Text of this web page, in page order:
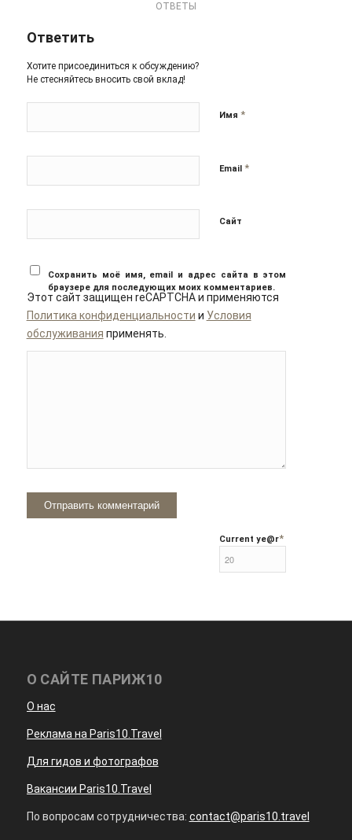
ОТВЕТЫ
Ответить
Хотите присоединиться к обсуждению?
Не стесняйтесь вносить свой вклад!
Имя *
Email *
Сайт
Сохранить моё имя, email и адрес сайта в этом
браузере для последующих моих комментариев.
Этот сайт защищен reCAPTCHA и применяются
Политика конфиденциальности и Условия
обслуживания применять.
Current ye@r*
О САЙТЕ ПАРИЖ10
О нас
Реклама на Paris10.Travel
Для гидов и фотографов
Вакансии Paris10.Travel
По вопросам сотрудничества: contact@paris10.travel